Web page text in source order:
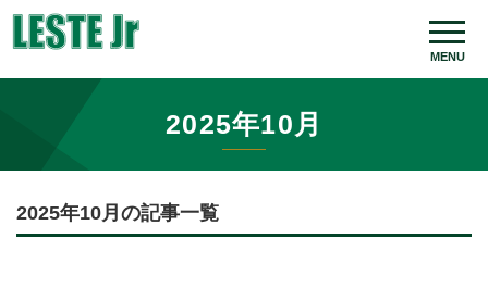
MENU
2025年10月
2025年10月の記事一覧